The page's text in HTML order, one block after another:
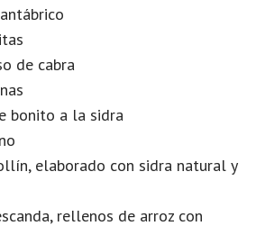
de cabra
bonito a la sidra
elaborado con sidra natural y
rellenos de arroz con